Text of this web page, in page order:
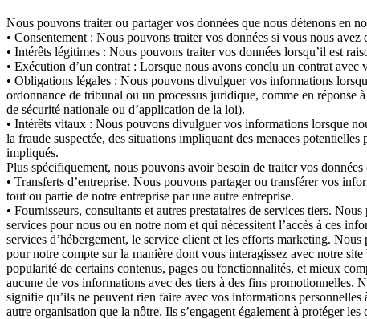
Nous pouvons traiter ou partager vos données que nous détenons en
• Consentement : Nous pouvons traiter vos données si vous nous
• Intérêts légitimes : Nous pouvons traiter vos données lorsqu’il est
• Exécution d’un contrat : Lorsque nous avons conclu un contrat
• Obligations légales : Nous pouvons divulguer vos informations
ordonnance de tribunal ou un processus juridique, comme en réponse
de sécurité nationale ou d’application de la loi).
• Intérêts vitaux : Nous pouvons divulguer vos informations lorsque
la fraude suspectée, des situations impliquant des menaces
impliqués.
Plus spécifiquement, nous pouvons avoir besoin de traiter vos
• Transferts d’entreprise. Nous pouvons partager ou transférer vos
tout ou partie de notre entreprise par une autre entreprise.
• Fournisseurs, consultants et autres prestataires de services tiers.
services pour nous ou en notre nom et qui nécessitent l’accès à ces
services d’hébergement, le service client et les efforts marketing.
pour notre compte sur la manière dont vous interagissez avec notre
popularité de certains contenus, pages ou fonctionnalités, et mieux
aucune de vos informations avec des tiers à des fins promotionnelles.
signifie qu’ils ne peuvent rien faire avec vos informations
autre organisation que la nôtre. Ils s’engagent également à protéger